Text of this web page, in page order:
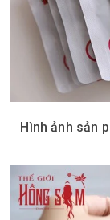
Hình ảnh sản